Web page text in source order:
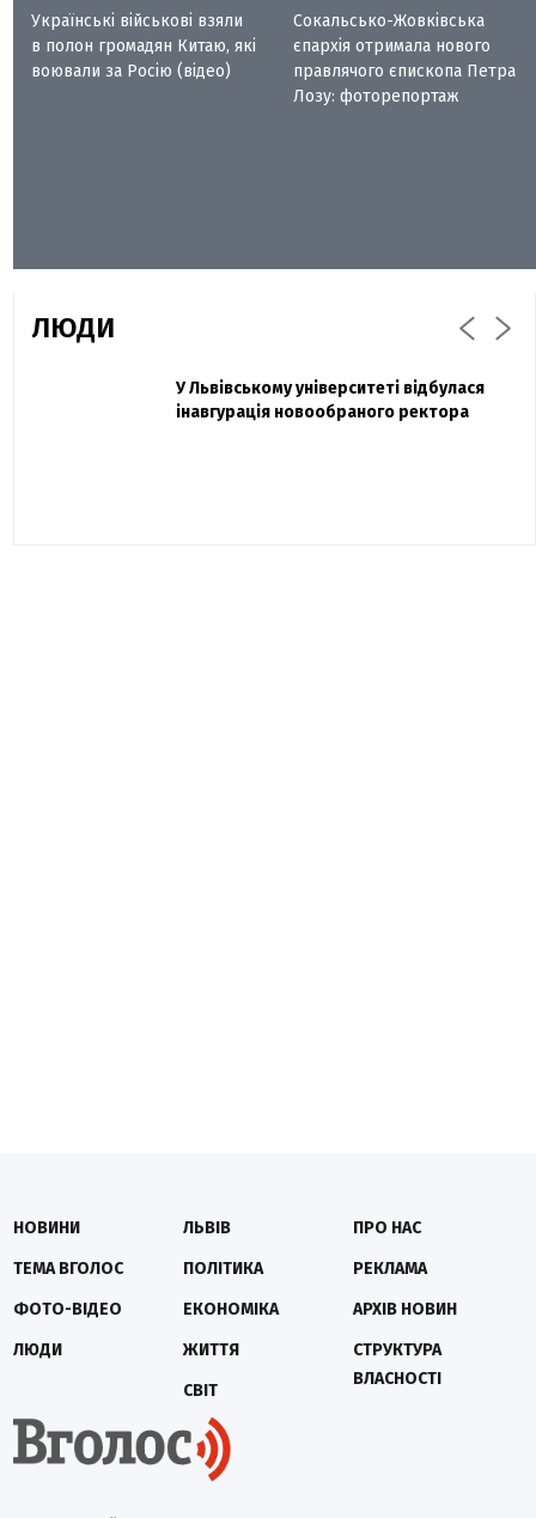
Українські військові взяли
в полон громадян Китаю, які
воювали за Росію (відео)
Сокальсько-Жовківська
єпархія отримала нового
правлячого єпископа Петра
Лозу: фоторепортаж
ЛЮДИ
Павло Дак
Захисник "Азовсталі" Діанов вдруге
одружився та показав фото з весілля
У Львівському університеті відбулася
інавгурація новообраного ректора
НОВИНИ
ТЕМА ВГОЛОС
ФОТО-ВІДЕО
ЛЮДИ
ЛЬВІВ
ПОЛІТИКА
ЕКОНОМІКА
ЖИТТЯ
СВІТ
ПРО НАС
РЕКЛАМА
АРХІВ НОВИН
СТРУКТУРА
ВЛАСНОСТІ